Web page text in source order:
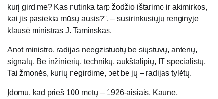
kurį girdime? Kas nutinka tarp žodžio ištarimo ir akimirkos,
kai jis pasiekia mūsų ausis?“, – susirinkusiųjų renginyje
klausė ministras J. Taminskas.
Anot ministro, radijas neegzistuotų be siųstuvų, antenų,
signalų. Be inžinierių, technikų, aukštalipių, IT specialistų.
Tai žmonės, kurių negirdime, bet be jų – radijas tylėtų.
Įdomu, kad prieš 100 metų – 1926-aisiais, Kaune,